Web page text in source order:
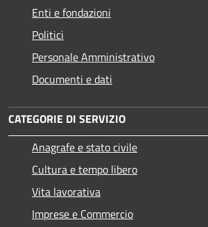
Enti e fondazioni
Politici
Personale Amministrativo
Documenti e dati
CATEGORIE DI SERVIZIO
Anagrafe e stato civile
Cultura e tempo libero
Vita lavorativa
Imprese e Commercio